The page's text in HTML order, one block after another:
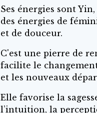
Ses énergies sont
des énergies de
et de douceur.
C'est une pierre de
facilite le
et les nouveaux
Elle favorise la
l’intuition, la